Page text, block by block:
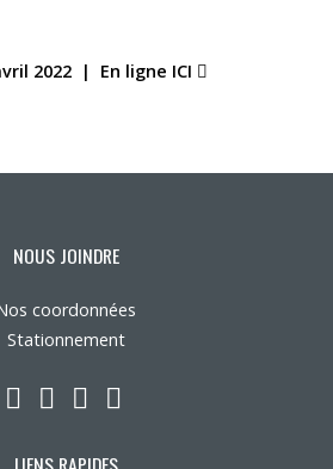
2022 | En ligne ICI
NOUS JOINDRE
coordonnées
Stationnement
LinkedIn
YouTube
Twitter